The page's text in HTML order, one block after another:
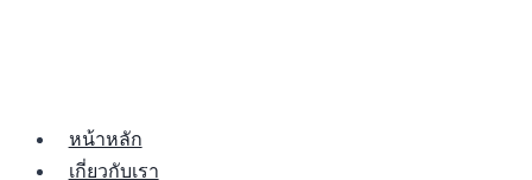
หน้าหลัก
เกี่ยวกับเรา